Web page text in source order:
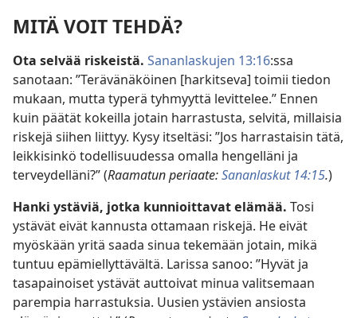
MITÄ VOIT TEHDÄ?
Ota selvää riskeistä. Sananlaskujen 13:16:ssa
sanotaan: ”Terävänäköinen [harkitseva] toimii tiedon
mukaan, mutta typerä tyhmyyttä levittelee.” Ennen
kuin päätät kokeilla jotain harrastusta, selvitä, millaisia
riskejä siihen liittyy. Kysy itseltäsi: ”Jos harrastaisin tätä,
leikkisinkö todellisuudessa omalla hengelläni ja
terveydelläni?” (Raamatun periaate:Sananlaskut 14:15.)
Hanki ystäviä, jotka kunnioittavat elämää. Tosi
ystävät eivät kannusta ottamaan riskejä. He eivät
myöskään yritä saada sinua tekemään jotain, mikä
tuntuu epämiellyttävältä. Larissa sanoo: ”Hyvät ja
tasapainoiset ystävät auttoivat minua valitsemaan
parempia harrastuksia. Uusien ystävien ansiosta